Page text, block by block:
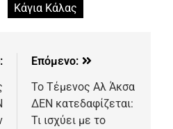
Κάγια Κάλας
Επόμενο:
Το Τέμενος Αλ Άκσα
ΔΕΝ κατεδαφίζεται:
Τι ισχύει με το